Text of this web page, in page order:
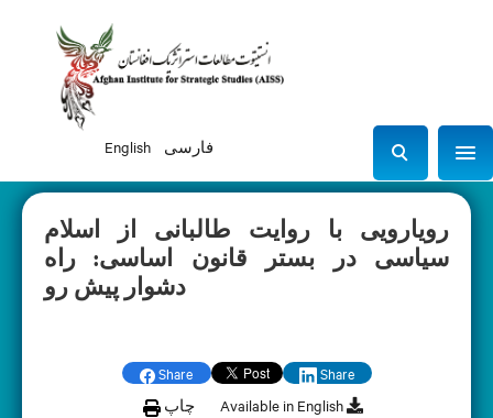
English فارسی
S
e
r
c
رویارویی با روایت طالبانی از اسلام
سیاسی در بستر قانون اساسی: راه
دشوار پیش رو
Share
Share
چاپ
Available in English